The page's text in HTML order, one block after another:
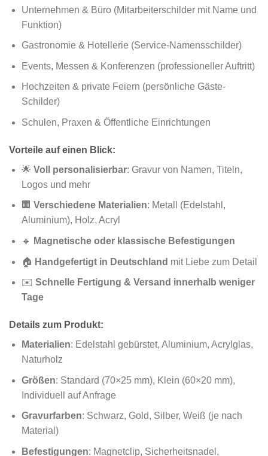
Unternehmen & Büro (Mitarbeiterschilder mit Name und
Funktion)
Gastronomie & Hotellerie (Service-Namensschilder)
Events, Messen & Konferenzen (professioneller Auftritt)
Hochzeiten & private Feiern (persönliche Gäste-
Schilder)
Schulen, Praxen & Öffentliche Einrichtungen
Vorteile auf einen Blick:
🌟 Voll personalisierbar: Gravur von Namen, Titeln,
Logos und mehr
🏢 Verschiedene Materialien: Metall (Edelstahl,
Aluminium), Holz, Acryl
🔹 Magnetische oder klassische Befestigungen
🏠 Handgefertigt in Deutschland mit Liebe zum Detail
✉️ Schnelle Fertigung & Versand innerhalb weniger
Tage
Details zum Produkt:
Materialien: Edelstahl gebürstet, Aluminium, Acrylglas,
Naturholz
Größen: Standard (70×25 mm), Klein (60×20 mm),
Individuell auf Anfrage
Gravurfarben: Schwarz, Gold, Silber, Weiß (je nach
Material)
Befestigungen: Magnetclip, Sicherheitsnadel,